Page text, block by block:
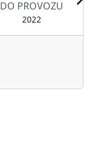
DO PROVOZU
2022